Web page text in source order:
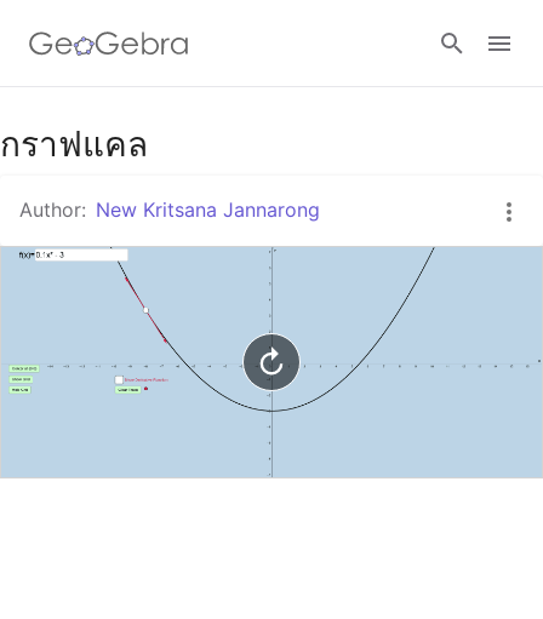
Google Classroom
GeoGebra Classroom
Sign in
กราฟแคล
Author: New Kritsana Jannarong